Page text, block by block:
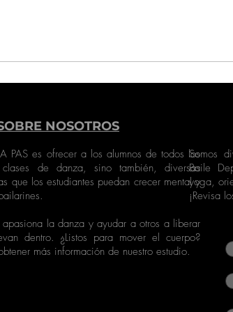
NOSOTROS
PAS es ofrecer a los alumnos de todos los
de danza, sino también, diversas
que los estudiantes puedan crecer mental y
apasiona la danza y ayudar a otros a liberar
dentro. ¿Listos para mover el cuerpo?
más información de nuestro estudio.
Somos
Baile
yoga,
¡Revisa